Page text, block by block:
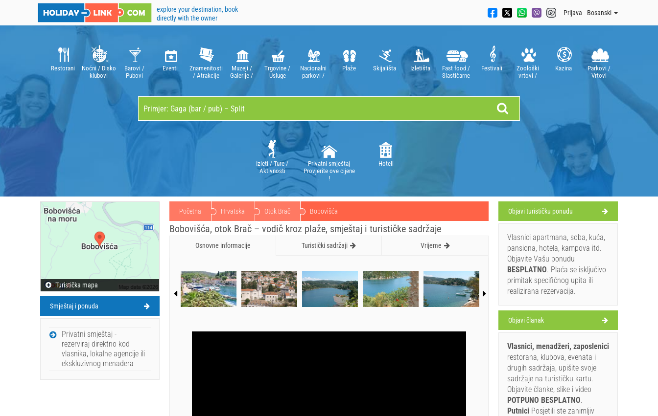
explore your destination, book
directly with the owner
Prijava Bosanski
Restorani
Noćni / Disko
klubovi
Barovi /
Pubovi
Eventi
Znamenitosti
/ Atrakcije
Muzeji /
Galerije /
Trgovine /
Usluge
Nacionalni
parkovi /
Plaže Skijališta Izletišta
Fast food /
Slastičarne
Festivali
Zoološki
vrtovi /
Kazina
Parkovi /
Vrtovi
Izleti / Ture /
Aktivnosti
Privatni smještaj
Provjerite ove cijene
!
Hoteli
Početna Hrvatska Otok Brač Bobovišća
Bobovišća, otok Brač – vodič kroz plaže, smještaj i turističke sadržaje
Osnovne informacije Turistički sadržaji Vrijeme
Turistička mapa
Smještaj i ponuda
Privatni smještaj -
rezerviraj direktno kod
vlasnika, lokalne agencije ili
ekskluzivnog menađera
Objavi turističku ponudu
Vlasnici apartmana, soba, kuća,
pansiona, hotela, kampova itd.
Objavite Vašu ponudu
BESPLATNO. Plaća se isključivo
primitak specifičnog upita ili
realizirana rezervacija.
Objavi članak
Vlasnici, menadžeri, zaposlenici
restorana, klubova, evenata i
drugih sadržaja, upišite svoje
sadržaje na turističku kartu.
Objavite članke, slike i video
POTPUNO BESPLATNO.
Putnici Posjetili ste zanimljiv